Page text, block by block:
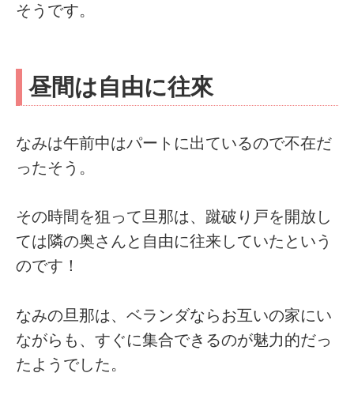
そうです。
昼間は自由に往來
なみは午前中はパートに出ているので不在だ
ったそう。
その時間を狙って旦那は、蹴破り戸を開放し
ては隣の奥さんと自由に往来していたという
のです！
なみの旦那は、ベランダならお互いの家にい
ながらも、すぐに集合できるのが魅力的だっ
たようでした。